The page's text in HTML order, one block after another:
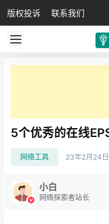
版权投诉 联系我们
5个优秀的在线
网络工具 23年2月24日
小白
网络探索者站长